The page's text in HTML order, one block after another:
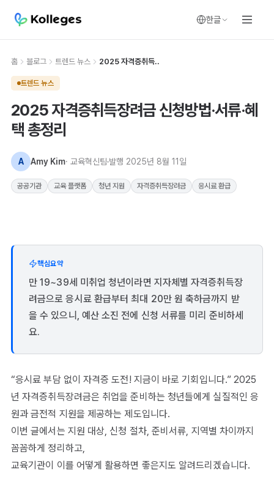
한글
홈 블로그 트렌드 뉴스 2025 자격증취득..
트렌드 뉴스
2025 자격증취득장려금 신청방법·서류·혜
택 총정리
A Amy Kim· 교육혁신팀 발행 2025년 8월 11일
공공기관 교육 플랫폼 청년 지원 자격증취득장려금 응시료 환급
핵심요약
만 19~39세 미취업 청년이라면 지자체별 자격증취득장
려금으로 응시료 환급부터 최대 20만 원 축하금까지 받
을 수 있으니, 예산 소진 전에 신청 서류를 미리 준비하세
요.
“응시료 부담 없이 자격증 도전! 지금이 바로 기회입니다.” 2025
년 자격증취득장려금은 취업을 준비하는 청년들에게 실질적인 응
원과 금전적 지원을 제공하는 제도입니다.
이번 글에서는 지원 대상, 신청 절차, 준비서류, 지역별 차이까지
꼼꼼하게 정리하고,
교육기관이 이를 어떻게 활용하면 좋은지도 알려드리겠습니다.